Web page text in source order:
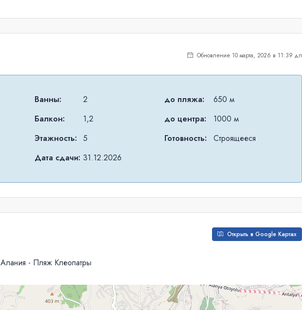
Обновление 10 марта, 2026 в 11:39 дп
Ванны:
2
Балкон:
1,2
Этажность:
5
Дата сдачи: 31.12.2026
до пляжа:
650 м
до центра:
1000 м
Готовность:
Строящееся
Открыть в Google Картах
Алания - Пляж Клеопатры